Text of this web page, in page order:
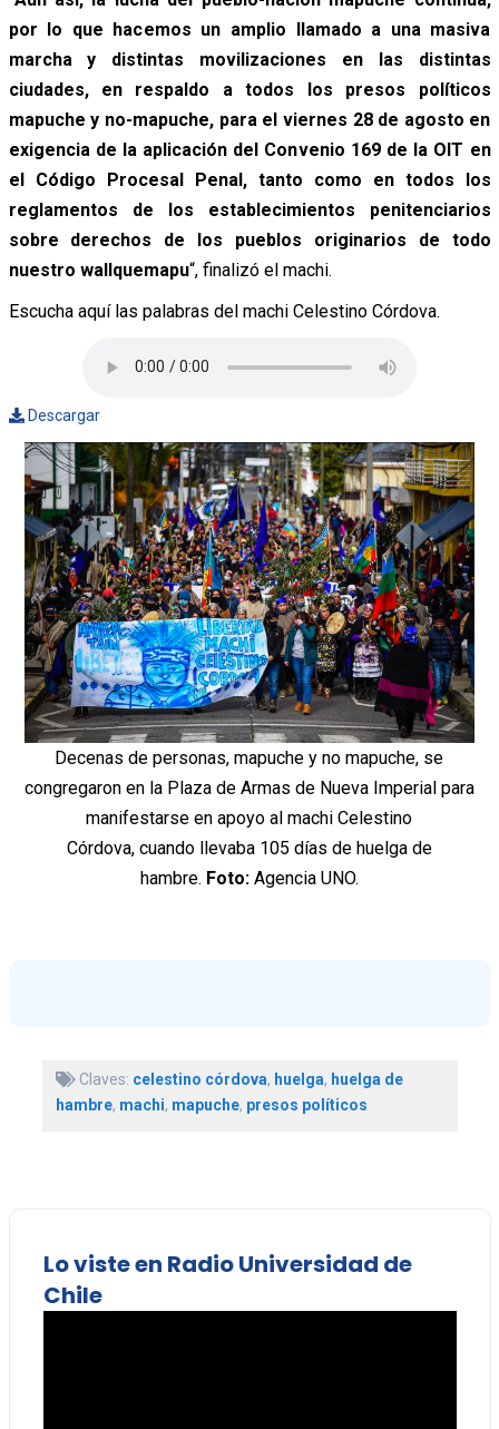
por lo que hacemos un amplio llamado a una masiva
marcha y distintas movilizaciones en las distintas
ciudades, en respaldo a todos los presos políticos
mapuche y no-mapuche, para el viernes 28 de agosto en
exigencia de la aplicación del Convenio 169 de la OIT en
el Código Procesal Penal, tanto como en todos los
reglamentos de los establecimientos penitenciarios
sobre derechos de los pueblos originarios de todo
nuestro wallquemapu“, finalizó el machi.
Escucha aquí las palabras del machi Celestino Córdova.
Descargar
Decenas de personas, mapuche y no mapuche, se
congregaron en la Plaza de Armas de Nueva Imperial para
manifestarse en apoyo al machi Celestino
Córdova, cuando llevaba 105 días de huelga de
hambre. Foto:Agencia UNO.
Claves: celestino córdova, huelga, huelga de
hambre, machi, mapuche, presos políticos
Lo viste en Radio Universidad de
Chile